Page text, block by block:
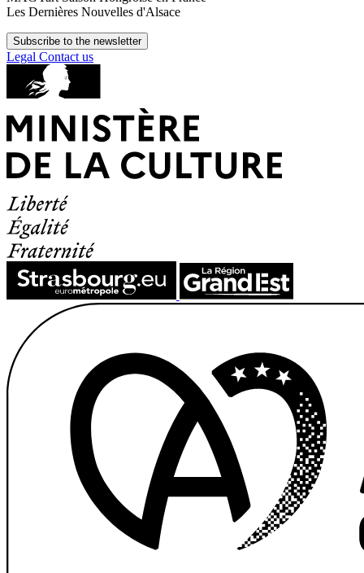
Les Dernières Nouvelles d'Alsace
Subscribe to the newsletter
Legal Contact us